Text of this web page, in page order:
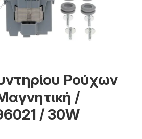
Ρούχων
/
/ 30W